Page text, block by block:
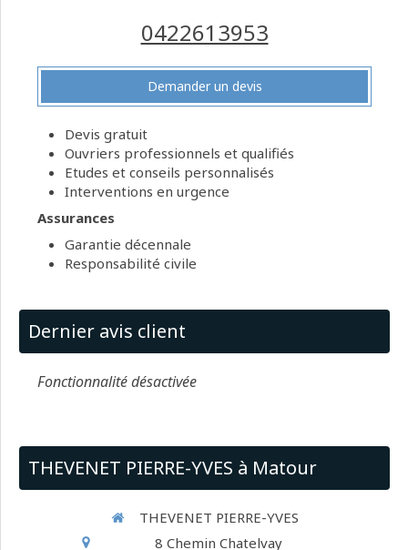
0422613953
Demander un devis
Devis gratuit
Ouvriers professionnels et qualifiés
Etudes et conseils personnalisés
Interventions en urgence
Assurances
Garantie décennale
Responsabilité civile
Dernier avis client
Fonctionnalité désactivée
THEVENET PIERRE-YVES à Matour
THEVENET PIERRE-YVES
8 Chemin Chatelvay